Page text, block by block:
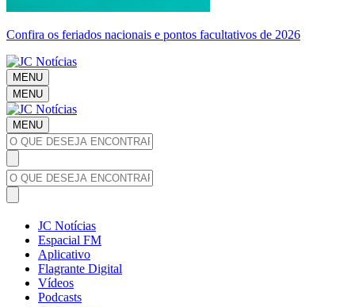
Confira os feriados nacionais e pontos facultativos de 2026
MENU
MENU
MENU
JC Notícias
Espacial FM
Aplicativo
Flagrante Digital
Vídeos
Podcasts